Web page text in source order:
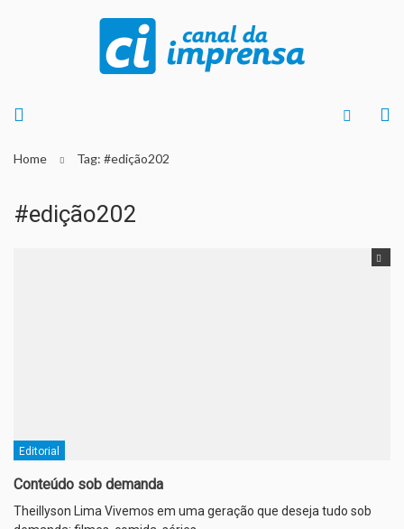
Home Tag: #edição202
#edição202
Editorial
Conteúdo sob demanda
Theillyson Lima Vivemos em uma geração que deseja tudo sob